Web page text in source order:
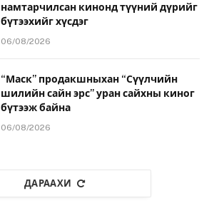
намтарчилсан кинонд түүний дүрийг
бүтээхийг хүсдэг
06/08/2026
“Маск” продакшныхан “Сүүлчийн
шилийн сайн эрс” уран сайхны киног
бүтээж байна
06/08/2026
ДАРААХИ